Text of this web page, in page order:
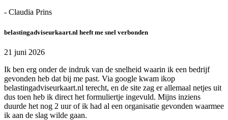
- Claudia Prins
belastingadviseurkaart.nl heeft me snel verbonden
21 juni 2026
Ik ben erg onder de indruk van de snelheid waarin ik een bedrijf
gevonden heb dat bij me past. Via google kwam ikop
belastingadviseurkaart.nl terecht, en de site zag er allemaal netjes uit
dus toen heb ik direct het formuliertje ingevuld. Mijns inziens
duurde het nog 2 uur of ik had al een organisatie gevonden waarmee
ik aan de slag wilde gaan.